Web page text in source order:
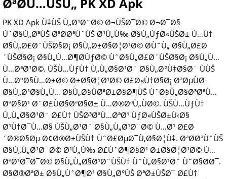
ØªØ­Ù…ÙŠÙ„ PK XD Apk
PK XD Apk Ù‡ÙŠ Ù„Ø¹Ø¨Ø© Ø¬ÙŠØ¯Ø© Ø¬Ø¯Ø§
ÙˆØ§Ù„ØªÙŠ ØªØ­ØªÙˆÙŠ Ø¹Ù„Ù‰ Ø§Ù„ÙƒØ«ÙŠØ± Ù…Ù†
Ø§Ù„Ø£Ø´ÙŠØ§Ø¡ Ø§Ù„Ø±Ø§Ø¦Ø¹Ø© Ø­ÙˆÙ„ Ø§Ù„Ø£Ø
´ÙŠØ§Ø¡ Ø§Ù„Ù…Ø¶Ø­ÙƒØ© ÙˆØ§Ù„Ø£Ø´ÙŠØ§Ø¡ Ø§Ù„Ù…
Ù…ØªØ¹Ø©. ÙŠÙ…ÙƒÙ† Ù„Ù„Ø§Ø¹Ø¨ Ø§Ù„Ø°Ù‡Ø§Ø¨ ÙÙŠ
Ù…ØºØ§Ù…Ø±Ø© Ø±Ø§Ø¦Ø¹Ø© Ø£Ø«Ù†Ø§Ø¡ ØªØµÙØ­
Ø§Ù„Ø¹Ø§Ù„Ù… Ø§Ù„Ø§ÙØªØ±Ø§Ø¶ÙŠ ÙˆØ§Ù„Ø§Ø³ØªÙ…
ØªØ§Ø¹ Ø¨Ø£ÙØ§ØªØ§Ø± Ù…Ø®ØªÙ„ÙØ©. ÙŠÙ…ÙƒÙ†
Ù„Ù„Ø§Ø¹Ø¨ Ø£Ù† ÙŠØ³ØªÙ…ØªØ¹ ÙƒØ«ÙŠØ±Ù‹Ø§
Ø¹Ù†Ø¯Ù…Ø§ ÙŠÙ„Ø¹Ø¨ Ø§Ù„Ù„Ø¹Ø¨Ø© Ù…Ø¹ Ø£Ø
´Ø®Ø§Øµ Ø¢Ø®Ø±ÙŠÙ† ÙˆØ£ØµØ¯Ù‚Ø§Ø¦Ù‡. ØªØ­ØªÙˆÙŠ
Ø§Ù„Ù„Ø¹Ø¨Ø© Ø¹Ù„Ù‰ Ø£ÙˆØ¶Ø§Ø¹ Ø±Ø§Ø¦Ø¹Ø© Ù…
ØªØ¹Ø¯Ø¯Ø© Ø§Ù„Ù„Ø§Ø¹Ø¨ÙŠÙ† ÙˆÙ„Ø§Ø¹Ø¨ ÙˆØ§Ø­Ø¯.
Ø§Ø®ØªØ± Ø§Ù„ÙˆØ¶Ø¹ Ø§Ù„Ø°ÙŠ ØªØ±ÙŠØ¯ Ø£Ù†